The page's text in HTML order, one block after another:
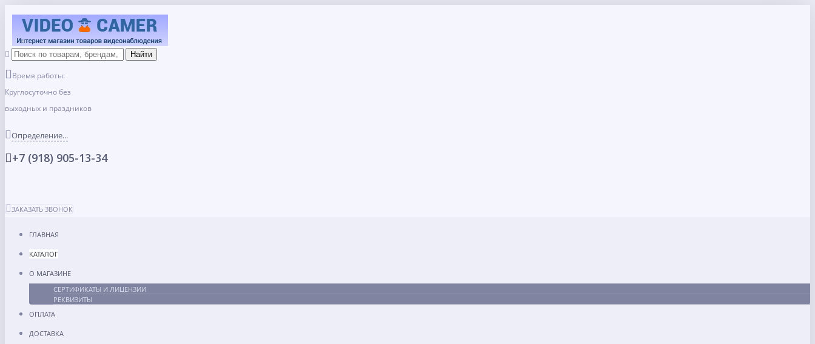
Время работы:
Круглосуточно без
выходных и праздников
Определение...
+7 (918) 905-13-34
ЗАКАЗАТЬ ЗВОНОК
ГЛАВНАЯ
КАТАЛОГ
О МАГАЗИНЕ
СЕРТИФИКАТЫ И ЛИЦЕНЗИИ
РЕКВИЗИТЫ
ОПЛАТА
ДОСТАВКА